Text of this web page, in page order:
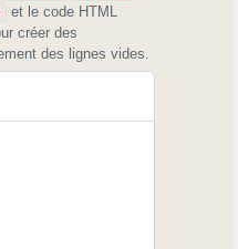
et le code HTML
créer des
des lignes vides.